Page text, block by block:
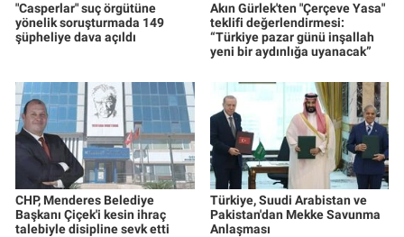
"Casperlar" suç örgütüne
yönelik soruşturmada 149
şüpheliye dava açıldı
Akın Gürlek'ten "Çerçeve Yasa"
teklifi değerlendirmesi:
“Türkiye pazar günü inşallah
yeni bir aydınlığa uyanacak”
CHP, Menderes Belediye
Başkanı Çiçek'i kesin ihraç
talebiyle disipline sevk etti
Türkiye, Suudi Arabistan ve
Pakistan'dan Mekke Savunma
Anlaşması